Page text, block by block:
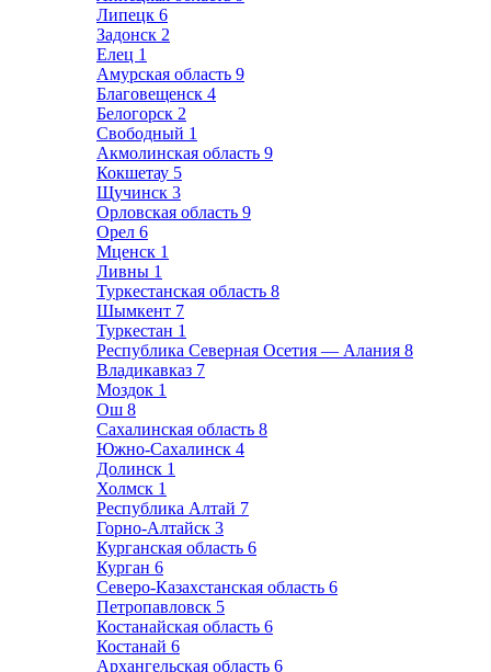
Липецк 6
Задонск 2
Елец 1
Амурская область 9
Благовещенск 4
Белогорск 2
Свободный 1
Акмолинская область 9
Кокшетау 5
Щучинск 3
Орловская область 9
Орел 6
Мценск 1
Ливны 1
Туркестанская область 8
Шымкент 7
Туркестан 1
Республика Северная Осетия — Алания 8
Владикавказ 7
Моздок 1
Ош 8
Сахалинская область 8
Южно-Сахалинск 4
Долинск 1
Холмск 1
Республика Алтай 7
Горно-Алтайск 3
Курганская область 6
Курган 6
Северо-Казахстанская область 6
Петропавловск 5
Костанайская область 6
Костанай 6
Архангельская область 6